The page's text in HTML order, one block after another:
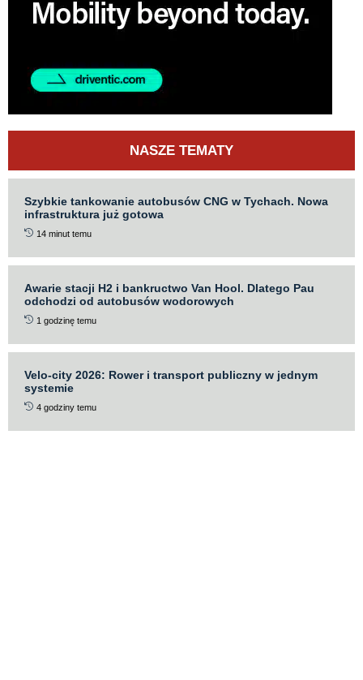
NASZE TEMATY
Szybkie tankowanie autobusów CNG w Tychach. Nowa
infrastruktura już gotowa
14 minut temu
Awarie stacji H2 i bankructwo Van Hool. Dlatego Pau
odchodzi od autobusów wodorowych
1 godzinę temu
Velo-city 2026: Rower i transport publiczny w jednym
systemie
4 godziny temu